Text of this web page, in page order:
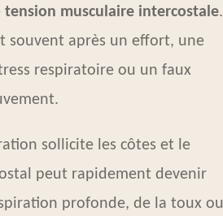
tension musculaire intercostale.
souvent après un effort, une
respiratoire ou un faux
sollicite les côtes et le
peut rapidement devenir
profonde, de la toux ou